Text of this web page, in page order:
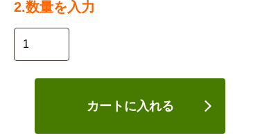
2.数量を入力
カートに入れる